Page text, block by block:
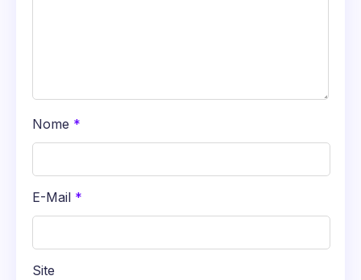
Nome *
E-Mail *
Site